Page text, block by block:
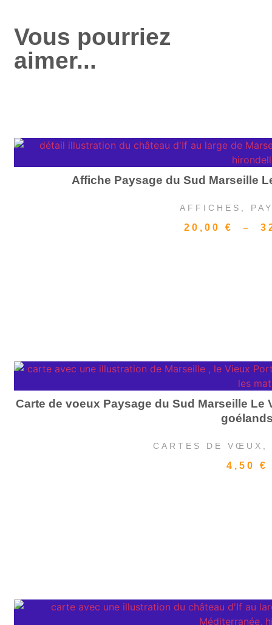
Vous pourriez
aimer...
Affiche Paysage du Sud Marseille
AFFICHES
20,00€ –
Carte de voeux Paysage du Sud Marseille Le
CARTES DE VŒUX
4,50 €